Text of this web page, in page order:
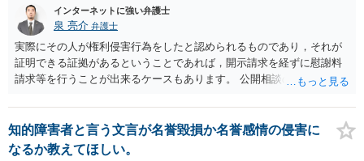
められない場合があり何ともいえないところでしょう。
インターネットに強い弁護士
泉 亮介 弁護士
実際にその人が権利侵害行為をしたと認められるものであり，それが
証明できる証拠があるということであれば，開示請求を経ずに慰謝料
請求等を行うことが出来るケースもあります。 公開相談の場では回答
に個別に相談されると良いでしょう。
知的障害者と言う文言が名誉毀損か名誉感情の侵害に
なるか教えてほしい。